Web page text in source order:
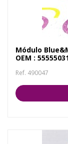
Módulo
OEM :
Ref. 490047